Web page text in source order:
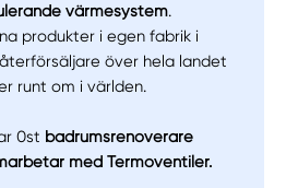
värmesystem.
produkter i egen fabrik i
över hela landet
runt om i världen.
0st badrumsrenoverare
med Termoventiler.